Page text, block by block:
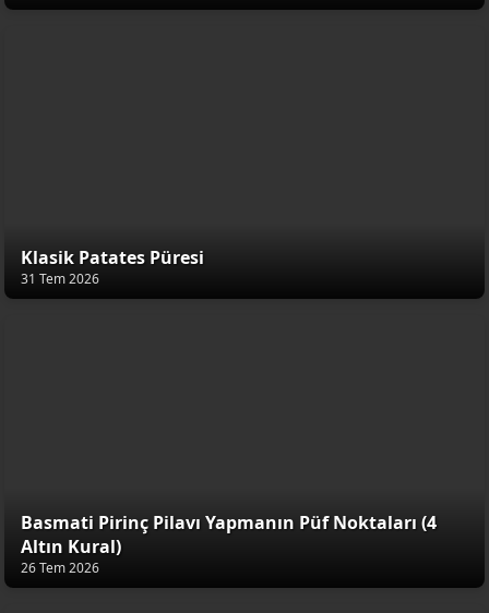
Klasik Patates Püresi
31 Tem 2026
Basmati Pirinç Pilavı Yapmanın Püf Noktaları (4
Altın Kural)
26 Tem 2026